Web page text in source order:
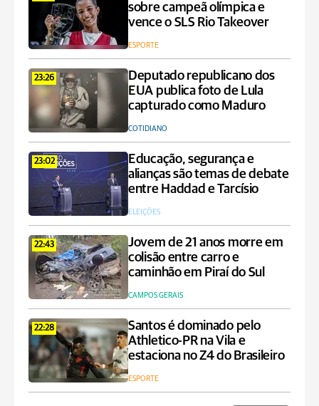
sobre campeã olímpica e
vence o SLS Rio Takeover
ESPORTE
23:26
Deputado republicano dos
EUA publica foto de Lula
capturado como Maduro
COTIDIANO
23:02
Educação, segurança e
alianças são temas de debate
entre Haddad e Tarcísio
ELEIÇÕES
22:43
Jovem de 21 anos morre em
colisão entre carro e
caminhão em Piraí do Sul
CAMPOS GERAIS
22:28
Santos é dominado pelo
Athletico-PR na Vila e
estaciona no Z4 do Brasileiro
ESPORTE